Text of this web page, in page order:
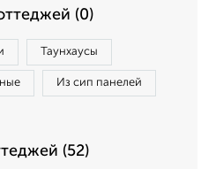
(0)
Таунхаусы
Из сип панелей
(52)